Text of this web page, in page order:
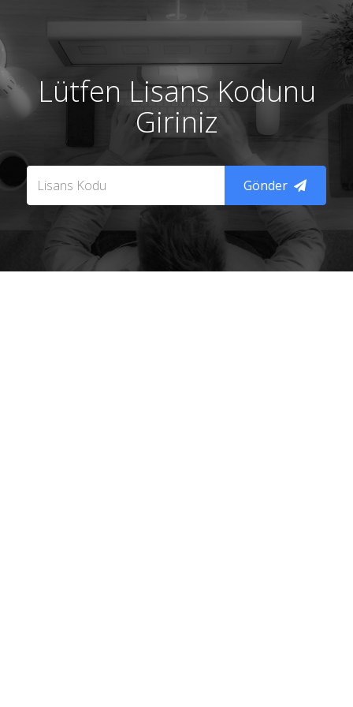
Lütfen Lisans Kodunu
Giriniz
Gönder